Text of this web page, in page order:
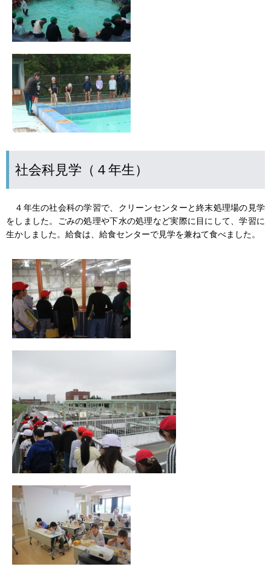
社会科見学（４年生）
４年生の社会科の学習で、クリーンセンターと終末処理場の見学
をしました。ごみの処理や下水の処理など実際に目にして、学習に
生かしました。給食は、給食センターで見学を兼ねて食べました。